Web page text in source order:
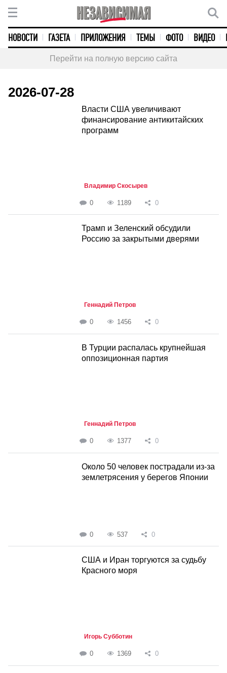
НОВОСТИ ГАЗЕТА ПРИЛОЖЕНИЯ ТЕМЫ ФОТО ВИДЕО
Перейти на полную версию сайта
2026-07-28
Власти США увеличивают
финансирование антикитайских
программ
Владимир Скосырев
0 1189 0
Трамп и Зеленский обсудили
Россию за закрытыми дверями
Геннадий Петров
0 1456 0
В Турции распалась крупнейшая
оппозиционная партия
Геннадий Петров
0 1377 0
Около 50 человек пострадали из-за
землетрясения у берегов Японии
0 537 0
США и Иран торгуются за судьбу
Красного моря
Игорь Субботин
0 1369 0